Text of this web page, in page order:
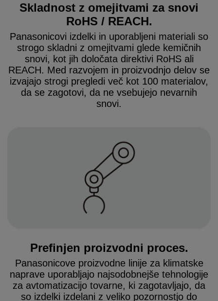
Skladnost z omejitvami za snovi
RoHS / REACH.
Panasonicovi izdelki in uporabljeni materiali so
strogo skladni z omejitvami glede kemičnih
snovi, kot jih določata direktivi RoHS ali
REACH. Med razvojem in proizvodnjo delov se
izvajajo strogi pregledi več kot 100 materialov,
da se zagotovi, da ne vsebujejo nevarnih
snovi.
Prefinjen proizvodni proces.
Panasonicove proizvodne linije za klimatske
naprave uporabljajo najsodobnejše tehnologije
za avtomatizacijo tovarne, ki zagotavljajo, da
so izdelki izdelani z veliko pozornostjo do